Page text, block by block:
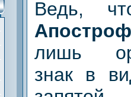
Ведь,
Апостроф
лишь
знак в